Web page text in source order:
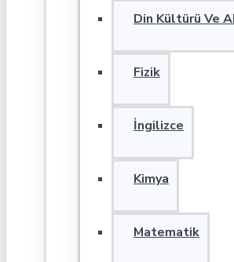
Din Kültürü Ve
Fizik
İngilizce
Kimya
Matematik